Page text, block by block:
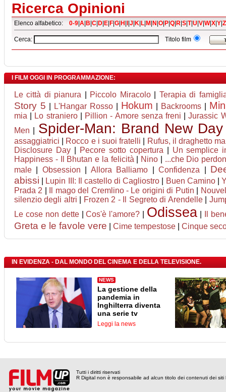
Ricerca Opinioni
Elenco alfabetico: 0-9 A B C D E F G H J K L M N O P Q R S T|U V W|X Y Z
Cerca: Titolo film
I FILM OGGI IN PROGRAMMAZIONE:
Le città di pianura Piccolo Miracolo| Terapia di
Story 5 L'Hangar Rosso Hokum Backrooms
mia Lo straniero| Pillion - Amore senza freni |Jurassic
Men
Spider-Man: Brand New Day
assaggiatrici
Rocco e i suoi fratelli
Rufus, il draghetto
Disclosure Day| Pecore sotto copertura
Un semplice
Happiness - Il Bhutan e la felicità
Nino
...che Dio
male
Obsession Allora Balliamo |Confidenza
abissi
Lupin III: Il castello di Cagliostro Buen Camino|
Prada 2
Il mago del Cremlino - Le origini di Putin
silenzio degli altri
Frozen 2 - Il Segreto di Arendelle|
Le cose non dette|Cos'è l'amore? Odissea Il
Greta e le favole vere Cime tempestose Cinque
IN EVIDENZA - DAL MONDO DEL CINEMA E DELLA TELEVISIONE.
NEWS
La gestione della
pandemia in
Inghilterra diventa
una serie tv
Leggi la news
Tutti i diritti riservati
R Digital non è responsabile ad alcun titolo dei contenuti dei siti